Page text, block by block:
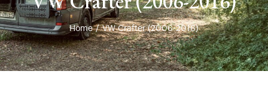
Home / VW Crafter (2006-2016)